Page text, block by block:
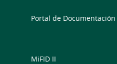
Portal de Documentación
MiFID II